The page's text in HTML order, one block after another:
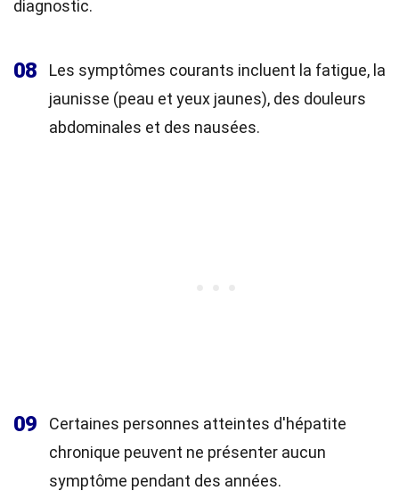
diagnostic.
08
Les symptômes courants incluent la fatigue, la
jaunisse (peau et yeux jaunes), des douleurs
abdominales et des nausées.
09
Certaines personnes atteintes d'hépatite
chronique peuvent ne présenter aucun
symptôme pendant des années.